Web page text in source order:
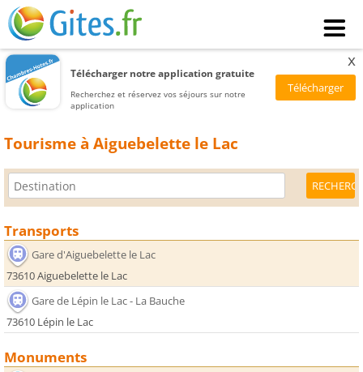
Télécharger notre application gratuite
Recherchez et réservez vos séjours sur notre
application
x
Tourisme à Aiguebelette le Lac
Transports
Gare d'Aiguebelette le Lac
73610 Aiguebelette le Lac
Gare de Lépin le Lac - La Bauche
73610 Lépin le Lac
Monuments